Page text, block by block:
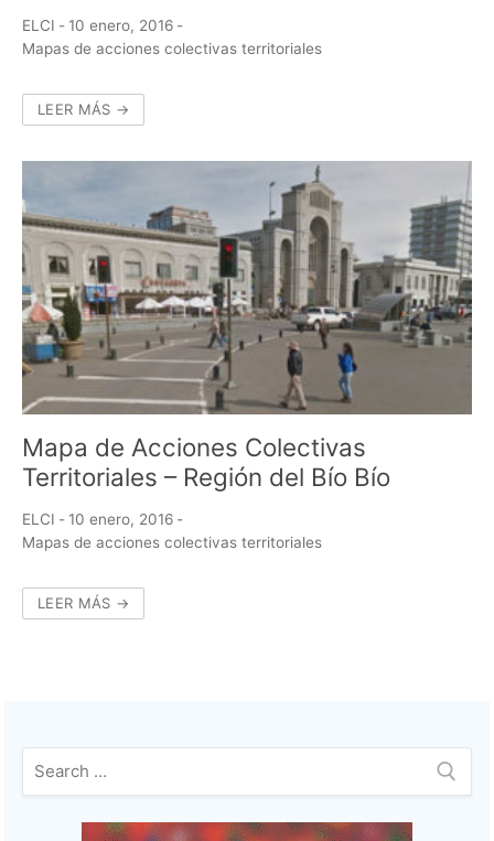
ELCI - 10 enero, 2016 -
Mapas de acciones colectivas territoriales
LEER MÁS →
Mapa de Acciones Colectivas
Territoriales – Región del Bío Bío
ELCI - 10 enero, 2016 -
Mapas de acciones colectivas territoriales
LEER MÁS →